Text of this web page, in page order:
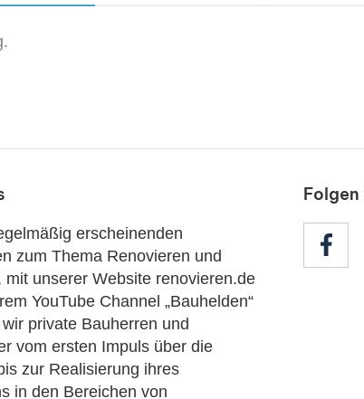
erscheinenden
zum Thema Renovieren und
mit unserer Website renovieren.de
YouTube Channel „Bauhelden“
private Bauherren und
vom ersten Impuls über die
zur Realisierung ihres
in den Bereichen von
Folgen